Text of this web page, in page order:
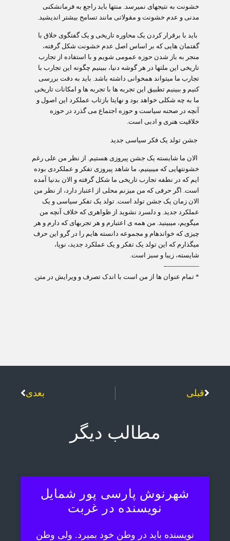
خشونت به نتیجه‏ای نمی‏رسد. منتها باید راجع به فرمان‏شکنی
مدنی و عدم خشونت و مقولاتی مانند تسامح بیشتر اندیشید.
باید با برقرار کردن یک محاوره تاریخی و یک گفتگوی خلاق با
گفتمان هایی که بر اساس اصل عدم خشونت شکل گرفته،
منجر به باز شدن حوزه عمومی شویم و با استفاده از تجارب
تاریخی این ملتها در هر گوشه دنیا، ببینیم چگونه این تجارب با
تجارب ما می‏تواند هم‏خوانی داشته باشد. باید به دقت بررسی
کنیم و ببینیم تطبیق این تجربه ها با تجربه ها و امکانات تاریخی
ما به چه شکلی خواهد بود و نهایتا بازتاب عملکرد این اصول و
آنچه در صحنه سیاست و حوزه اجتماع می گذرد در حوزه
خلاقیت هنری و ادبی است.
جشن تولد یک فکر سیاسی جدید
الان ما شایسته یک جشن پیروزی هستیم. از نظر من علی رغم
خشونت‏هایی که می‏بینیم، ما شاهد پیروزی تفکر و عملکردی بوده
ایم که در نطفه تجارب تاریخی ما شکل گرفته و الان بدنیا آمده
است. اگر حرفی که من می‏زنم محلی از اعتبار دارد، از نظر من
الان زمان یک جشن تولد است. تولد یک تفکر سیاسی و یک
عملکرد جدید. و دلسرد نشوید از ظواهری که خلاف آنچه من
می‏گویم، می‏بینید. من همه ی اعتبارم و هر تجربه‏ای که دارم و هر
چیزی که خوانده‏ام و مجموعه دانسته هایم را در گرو این حرف
می‏گذارم که این تولد یک تفکر و یک عملکرد جدید، نوپا،
شایسته، زیبا و سبز است.
—————-
* تمام عنوان ها از من است با اندک تصرف و ویرایش در متن.
قبلی بعدی
مطالب دیگر
شهرنوش پارسی پور شمایل
نویسنده در غربت
نویسنده باید در وطن خود بمیرد. ولی وطن